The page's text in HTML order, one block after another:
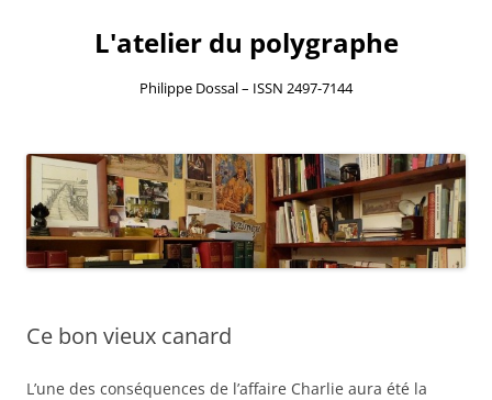
L'atelier du polygraphe
Philippe Dossal – ISSN 2497-7144
au
contenu
Ce bon vieux canard
L’une des conséquences de l’affaire Charlie aura été la